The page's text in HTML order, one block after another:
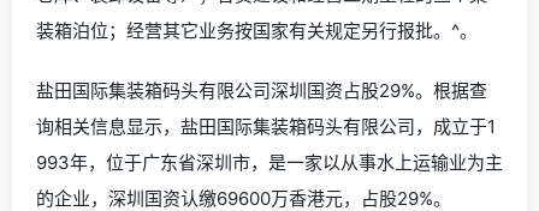
装箱泊位；经营其它业务按国家有关规定另行报批。^。
盐田国际集装箱码头有限公司深圳国资占股29%。根据查
询相关信息显示，盐田国际集装箱码头有限公司，成立于1
993年，位于广东省深圳市，是一家以从事水上运输业为主
的企业，深圳国资认缴69600万香港元，占股29%。